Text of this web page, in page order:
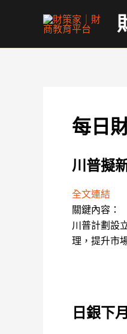
每日
川普擬
全文連結
關鍵內容：
川普計劃設
理，提升市
日銀下